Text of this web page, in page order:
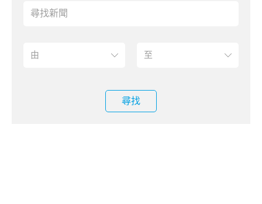
尋找